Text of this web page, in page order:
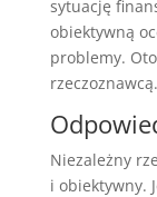
sytuację
obiektywną
problemy.
rzeczoznawcą.
Niezależny
i obiektywny.